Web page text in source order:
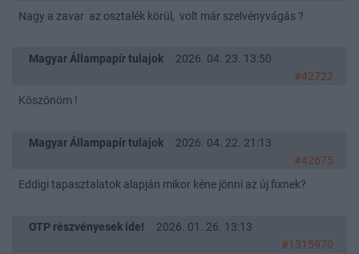
Nagy a zavar az osztalék körül, volt már szelvényvágás ?
Magyar Állampapír tulajok
2026. 04. 23. 13:50
#42722
Köszönöm !
Magyar Állampapír tulajok
2026. 04. 22. 21:13
#42675
Eddigi tapasztalatok alapján mikor kéne jönni az új fixnek?
OTP részvényesek ide!
2026. 01. 26. 13:13
#1315970